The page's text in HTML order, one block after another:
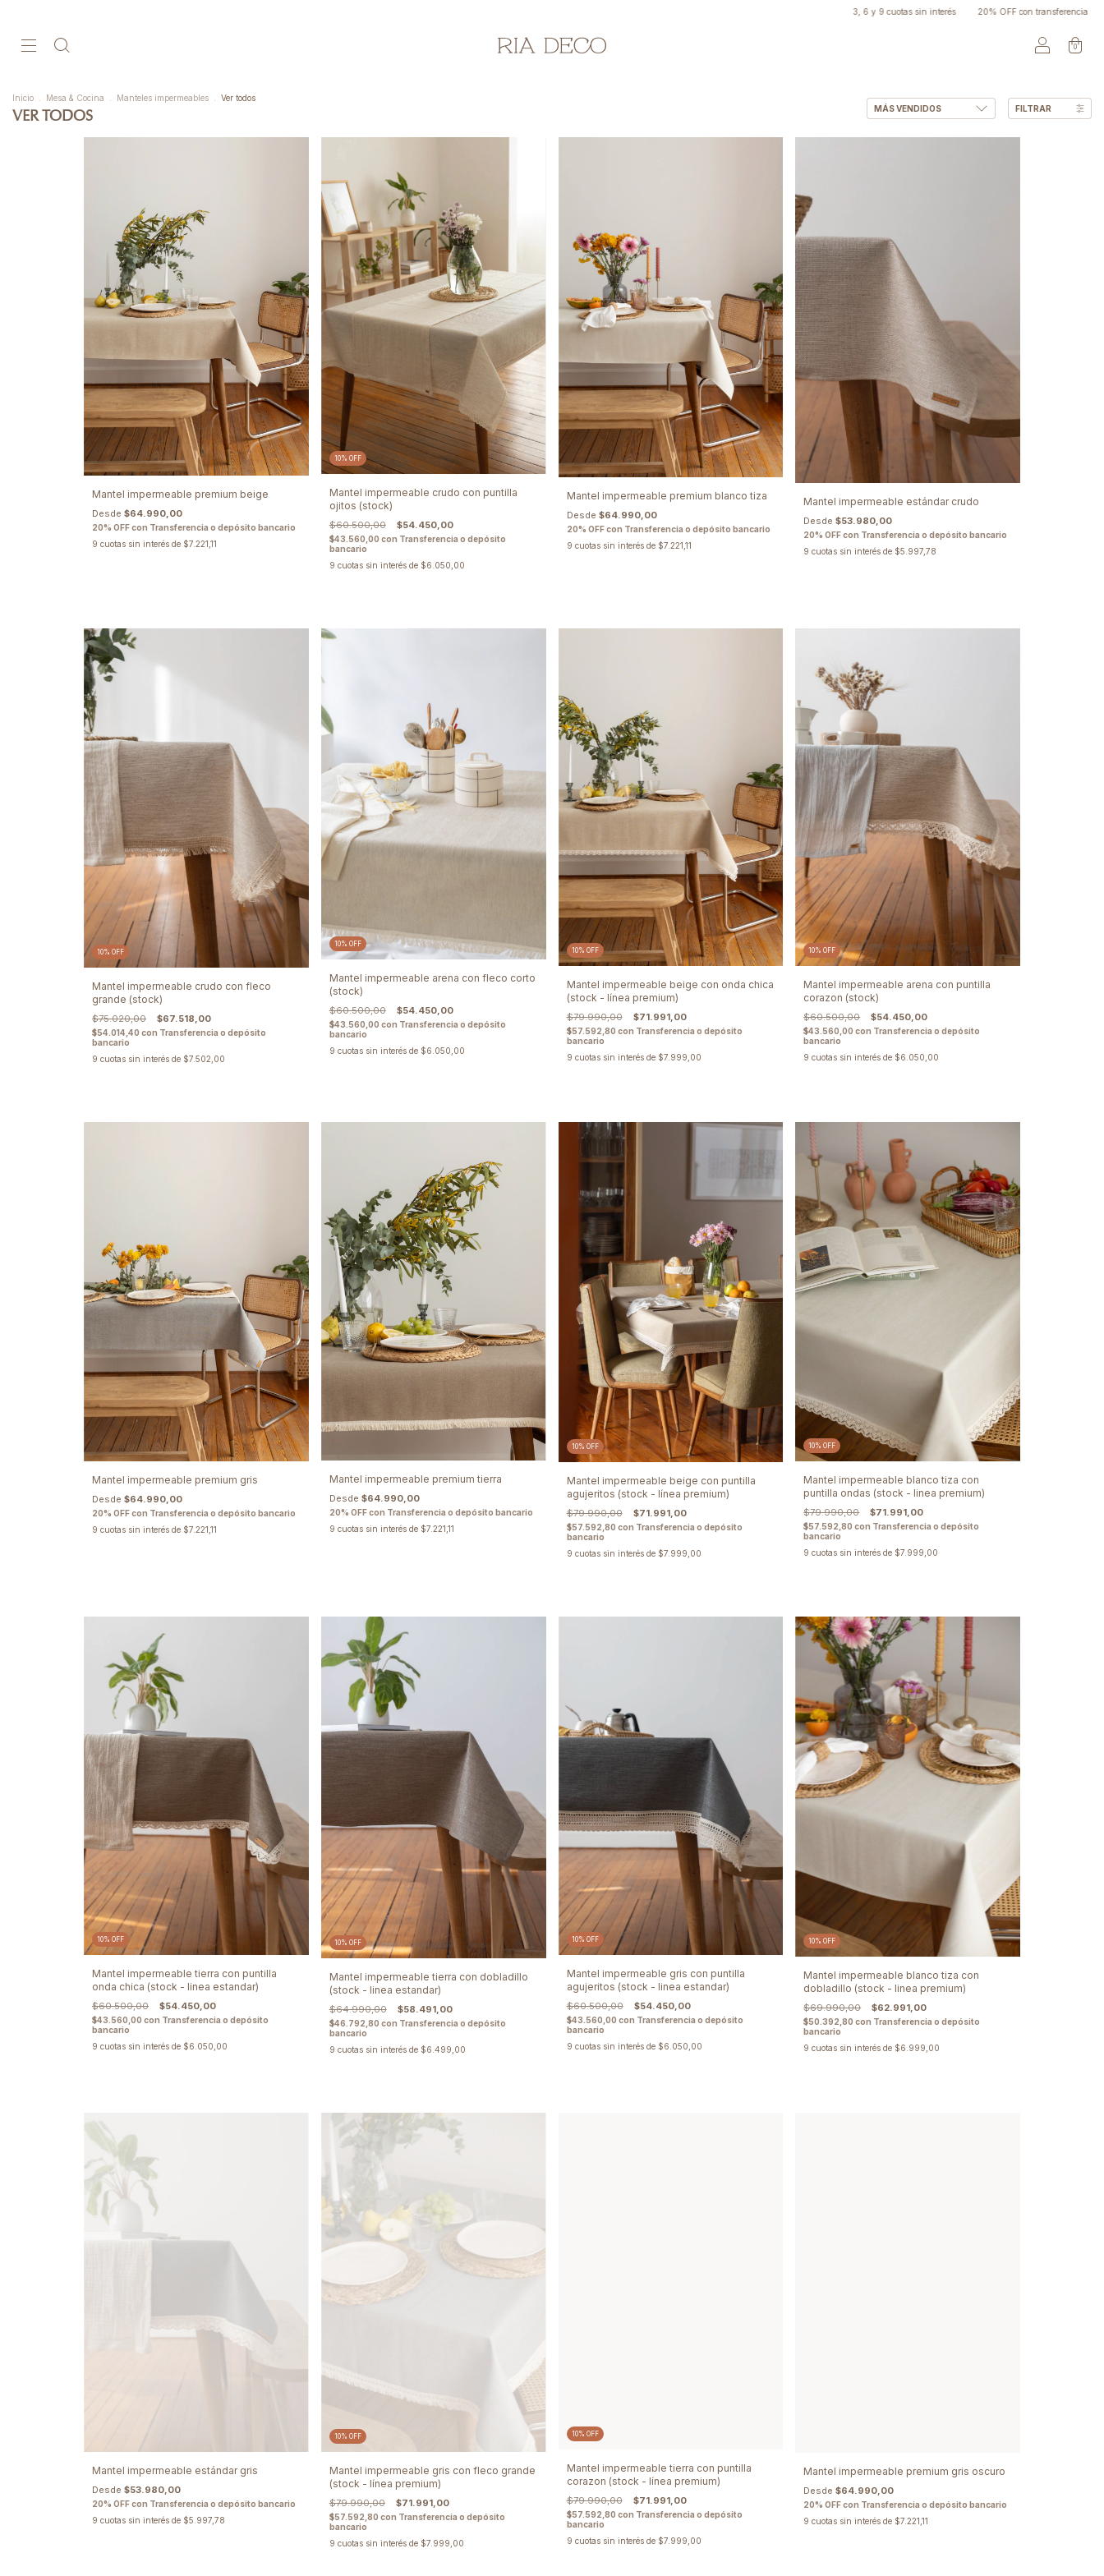
3, 6 y 9 cuotas sin interés 20% OFF con transferencia ENVÍOS GRATIS a
0
Inicio Mesa & Cocina Manteles impermeables Ver todos
VER TODOS
FILTRAR
Mantel impermeable premium beige
Desde $64.990,00
20% OFF con Transferencia o depósito bancario
9 cuotas sin interés de $7.221,11
10% OFF
Mantel impermeable crudo con puntilla
ojitos (stock)
$60.500,00 $54.450,00
$43.560,00 con Transferencia o depósito
bancario
9 cuotas sin interés de $6.050,00
Mantel impermeable premium blanco tiza
Desde $64.990,00
20% OFF con Transferencia o depósito bancario
9 cuotas sin interés de $7.221,11
Mantel impermeable estándar crudo
Desde$53.980,00
20% OFF con Transferencia o depósito bancario
9 cuotas sin interés de $5.997,78
10% OFF
Mantel impermeable crudo con fleco
grande (stock)
$75.020,00 $67.518,00
$54.014,40 con Transferencia o depósito
bancario
9 cuotas sin interés de $7.502,00
10% OFF
Mantel impermeable arena con fleco corto
(stock)
$60.500,00 $54.450,00
$43.560,00 con Transferencia o depósito
bancario
9 cuotas sin interés de $6.050,00
10% OFF
Mantel impermeable beige con onda chica
(stock - línea premium)
$79.990,00 $71.991,00
$57.592,80 con Transferencia o depósito
bancario
9 cuotas sin interés de $7.999,00
10%OFF
Mantel impermeable arena con puntilla
corazon (stock)
$60.500,00 $54.450,00
$43.560,00con Transferencia o depósito
bancario
9 cuotas sin interés de $6.050,00
Mantel impermeable premium gris
Desde $64.990,00
20% OFF con Transferencia o depósito bancario
9 cuotas sin interés de $7.221,11
Mantel impermeable premium tierra
Desde $64.990,00
20% OFF con Transferencia o depósito bancario
9 cuotas sin interés de $7.221,11
10% OFF
Mantel impermeable beige con puntilla
agujeritos (stock - línea premium)
$79.990,00 $71.991,00
$57.592,80 con Transferencia o depósito
bancario
9 cuotas sin interés de $7.999,00
10%OFF
Mantel impermeable blanco tiza con
puntilla ondas (stock - linea premium)
$79.990,00 $71.991,00
$57.592,80con Transferencia o depósito
bancario
9 cuotas sin interés de $7.999,00
10% OFF
Mantel impermeable tierra con puntilla
onda chica (stock - linea estandar)
$60.500,00 $54.450,00
$43.560,00 con Transferencia o depósito
bancario
9 cuotas sin interés de $6.050,00
10% OFF
Mantel impermeable tierra con dobladillo
(stock - linea estandar)
$64.990,00 $58.491,00
$46.792,80 con Transferencia o depósito
bancario
9 cuotas sin interés de $6.499,00
10% OFF
Mantel impermeable gris con puntilla
agujeritos (stock - linea estandar)
$60.500,00 $54.450,00
$43.560,00 con Transferencia o depósito
bancario
9 cuotas sin interés de $6.050,00
10%OFF
Mantel impermeable blanco tiza con
dobladillo (stock - linea premium)
$69.990,00 $62.991,00
$50.392,80con Transferencia o depósito
bancario
9 cuotas sin interés de $6.999,00
Mantel impermeable estándar gris
Desde $53.980,00
20% OFF con Transferencia o depósito bancario
9 cuotas sin interés de $5.997,78
10% OFF
Mantel impermeable gris con fleco grande
(stock - línea premium)
$79.990,00 $71.991,00
$57.592,80 con Transferencia o depósito
bancario
9 cuotas sin interés de $7.999,00
10% OFF
Mantel impermeable tierra con puntilla
corazon (stock - línea premium)
$79.990,00 $71.991,00
$57.592,80 con Transferencia o depósito
bancario
9 cuotas sin interés de $7.999,00
Mantel impermeable premium gris oscuro
Desde$64.990,00
20% OFF con Transferencia o depósito bancario
9 cuotas sin interés de $7.221,11